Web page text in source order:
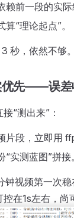
赖前一段的实际
“理论起点”。
秒，依然不够。
优先——误差
“测出来”：
片段，立即用
实测蓝图”拼接。
钟视频第一次
在1s左右，尚